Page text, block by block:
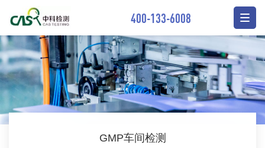
400-133-6008
GMP车间检测